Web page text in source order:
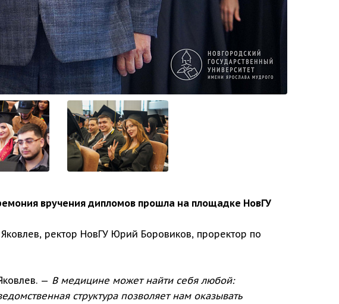
вручения дипломов прошла на площадке НовГУ
ректор НовГУ Юрий Боровиков, проректор по
— В медицине может найти себя любой:
структура позволяет нам оказывать